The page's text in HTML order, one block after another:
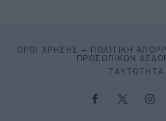
ΌΡΟΙ ΧΡΉΣΗΣ – ΠΟΛΙΤΙΚΉ
ΠΡΟΣΩΠΙΚΏΝ
ΤΑΥΤΌΤΗΤΑ